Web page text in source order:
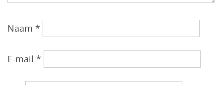
Naam *
E-mail *